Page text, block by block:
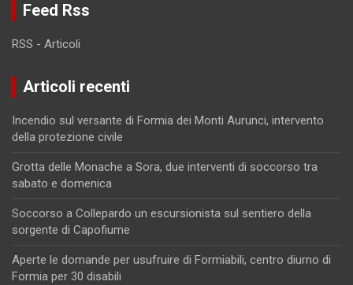
Feed Rss
RSS - Articoli
Articoli recenti
Incendio sul versante di Formia dei Monti Aurunci, intervento
della protezione civile
Grotta delle Monache a Sora, due interventi di soccorso tra
sabato e domenica
Soccorso a Collepardo un escursionista sul sentiero della
sorgente di Capofiume
Aperte le domande per usufruire di Formiabili, centro diurno di
Formia per 30 disabili